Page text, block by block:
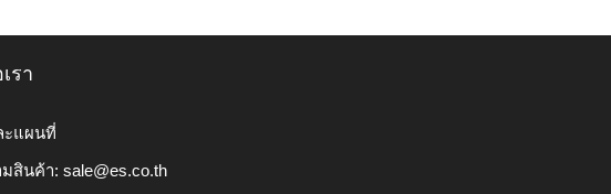
รา
แผนที่
สินค้า: sale@es.co.th